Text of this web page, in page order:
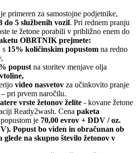
primeren za samostojne podjetnike,
do 5 službenih vozil. Pri rednem pranju
te žetone porabili v približno enem do
OBRTNIK prejmete:
s 15% količinskim popustom na redno
popustna storitev menjave olja
video nasvetov za učinkovito pranje
pri prvem naročilu.
vrste žetonov želite - kovane žetone
Ready2wash. Cena paketa
je 70,00 evrov + DDV / oz.
Popust bo viden in obračunan ob
na skupno število žetonov v